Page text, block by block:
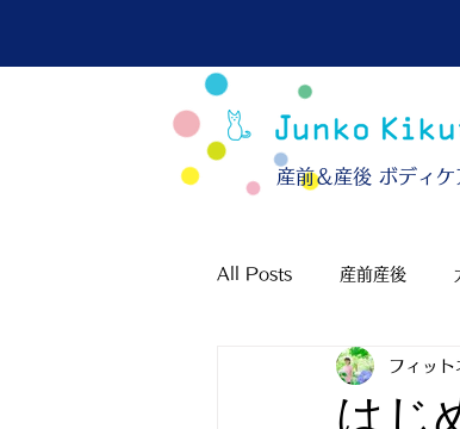
産前＆産後 ボディケ
All Posts 産前産後
はじ
フィッ